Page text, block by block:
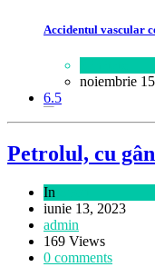
Accidentul vascular
noiembrie
6.5
Petrolul, cu
In
iunie 13, 2023
admin
169 Views
0 comments